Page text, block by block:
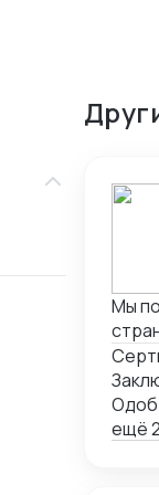
Мы помогаем легально продавать товары в России, Беларуси, Казахстане и других
ТР
же
ещё